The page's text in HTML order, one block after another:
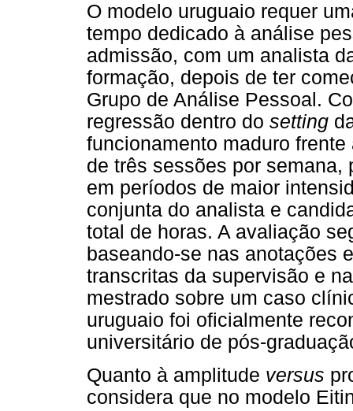
O modelo uruguaio requer
tempo dedicado à análise
admissão, com um analista
formação, depois de ter
Grupo de Análise Pessoal.
regressão dentro do setting
funcionamento maduro
de três sessões por
em períodos de maior
conjunta do analista e
total de horas. A avaliação
baseando-se nas anotações
transcritas da supervisão e
mestrado sobre um caso
uruguaio foi oficialmente
universitário de pós-
Quanto à amplitude versus
considera que no modelo